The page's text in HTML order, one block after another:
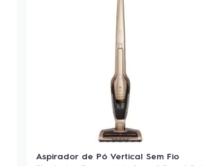
Aspirador de Pó Vertical Sem Fio